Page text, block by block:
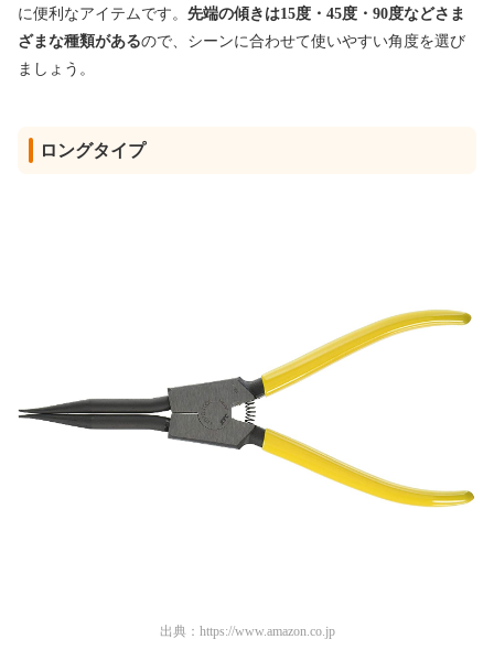
に便利なアイテムです。 先端の傾きは15度・45度・90度などさま
ざまな種類があるので、シーンに合わせて使いやすい角度を選び
ましょう。
ロングタイプ
出典： https://www.amazon.co.jp